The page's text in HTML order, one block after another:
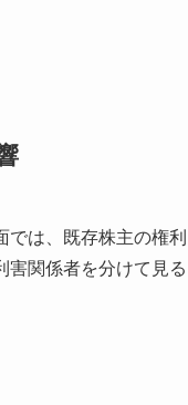
では、既存株主の権
害関係者を分けて見る